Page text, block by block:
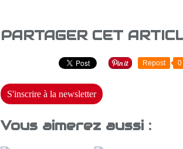
PARTAGER CET
Repost 0
S'inscrire à la newsletter
Vous aimerez aussi :